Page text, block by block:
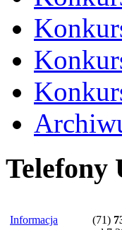
Telefony
Informacja (71)